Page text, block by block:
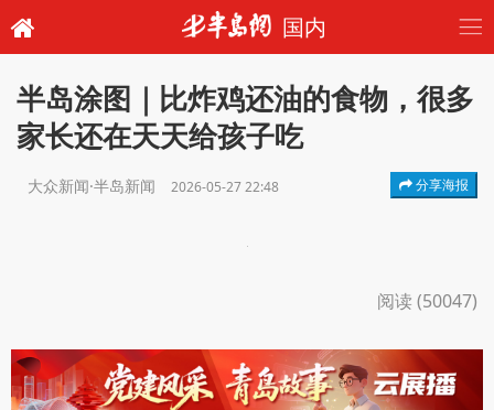
国内
半岛涂图｜比炸鸡还油的食物，很多
家长还在天天给孩子吃
大众新闻·半岛新闻 2026-05-27 22:48 分享海报
阅读 (50047)